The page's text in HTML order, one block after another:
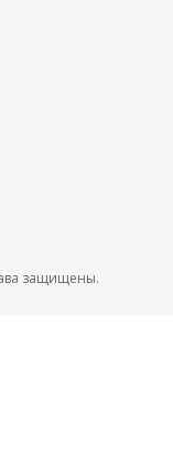
защищены.